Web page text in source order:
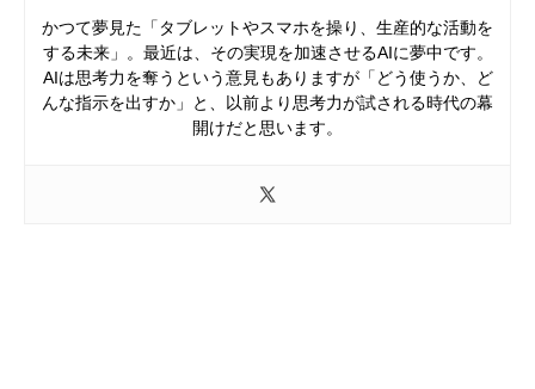
かつて夢見た「タブレットやスマホを操り、生産的な活動を
する未来」。最近は、その実現を加速させるAIに夢中です。
AIは思考力を奪うという意見もありますが「どう使うか、ど
んな指示を出すか」と、以前より思考力が試される時代の幕
開けだと思います。